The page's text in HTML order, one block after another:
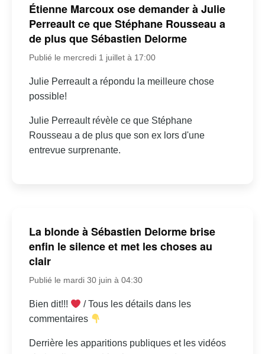
Étienne Marcoux ose demander à Julie
Perreault ce que Stéphane Rousseau a
de plus que Sébastien Delorme
Publié le mercredi 1 juillet à 17:00
Julie Perreault a répondu la meilleure chose
possible!
Julie Perreault révèle ce que Stéphane
Rousseau a de plus que son ex lors d'une
entrevue surprenante.
La blonde à Sébastien Delorme brise
enfin le silence et met les choses au
clair
Publié le mardi 30 juin à 04:30
Bien dit!!!
/ Tous les détails dans les
commentaires
Derrière les apparitions publiques et les vidéos